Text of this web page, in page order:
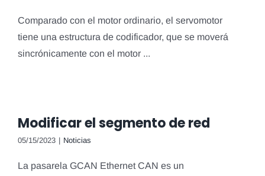
Comparado con el motor ordinario, el servomotor
tiene una estructura de codificador, que se moverá
sincrónicamente con el motor ...
Modificar el segmento de red
05/15/2023 | Noticias
La pasarela GCAN Ethernet CAN es un